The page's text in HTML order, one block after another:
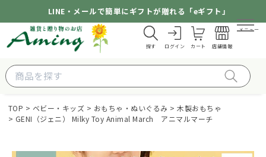
LINE・メールで簡単にギフトが贈れる「eギフト」
探す ログイン カート 店舗情報
メニュー
TOP ベビー・キッズ おもちゃ・ぬいぐるみ
木製おもちゃ
GENI（ジェニ） Milky Toy Animal March アニマルマーチ